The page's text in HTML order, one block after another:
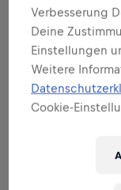
denen
Vor- und
(Carpe
Verbesserung
Deine
Einstellungen
Weitere
Cookie-